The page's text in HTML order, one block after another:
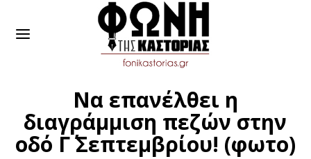
Να επανέλθει η
διαγράμμιση πεζών στην
οδό Γ΄ Σεπτεμβρίου! (φωτο)